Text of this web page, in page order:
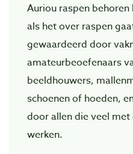
Auriou raspen
als het over raspen
gewaardeerd door
amateurbeoefenaars
beeldhouwers,
schoenen of hoeden,
door allen die veel
werken.